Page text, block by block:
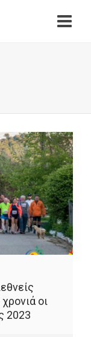
οι
2023